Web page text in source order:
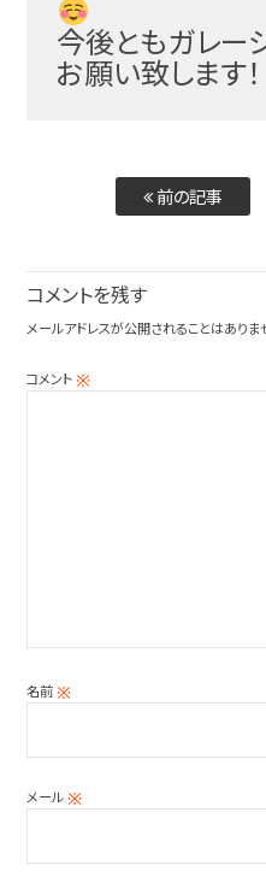
今後ともガレー
お願い致します！
前の記事
コメントを残す
メールアドレスが公開されることはありま
コメント※
名前※
メール※